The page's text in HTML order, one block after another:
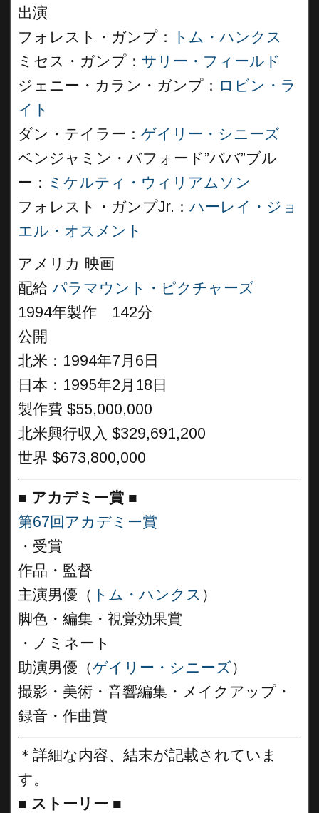
出演
フォレスト・ガンプ：
トム・ハンクス
ミセス・ガンプ： サリー・フィールド
ジェニー・カラン・ガンプ： ロビン・ラ
イト
ダン・テイラー： ゲイリー・シニーズ
ベンジャミン・バフォード”ババ”ブル
ー： ミケルティ・ウィリアムソン
フォレスト・ガンプJr.： ハーレイ・ジョ
エル・オスメント
アメリカ 映画
配給 パラマウント・ピクチャーズ
1994年製作 142分
公開
北米：1994年7月6日
日本：1995年2月18日
製作費 $55,000,000
北米興行収入 $329,691,200
世界 $673,800,000
■ アカデミー賞 ■
第67回アカデミー賞
・受賞
作品・監督
主演男優（ トム・ハンクス ）
脚色・編集・視覚効果賞
・ノミネート
助演男優（ゲイリー・シニーズ）
撮影・美術・音響編集・メイクアップ・
録音・作曲賞
＊詳細な内容、結末が記載されていま
す。
■ ストーリー ■